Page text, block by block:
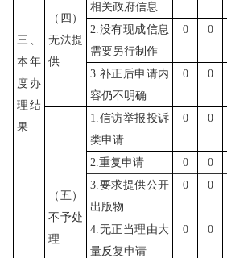
三、
本年
度办
理结
果
（四）
无法提
供
相关政府信息
2.没有现成信息
需要另行制作
0 0
3.补正后申请内
容仍不明确
0 0
（五）
不予处
理
1.信访举报投诉
类申请
0 0
2.重复申请 0 0
3.要求提供公开
出版物
0 0
4.无正当理由大
量反复申请
0 0